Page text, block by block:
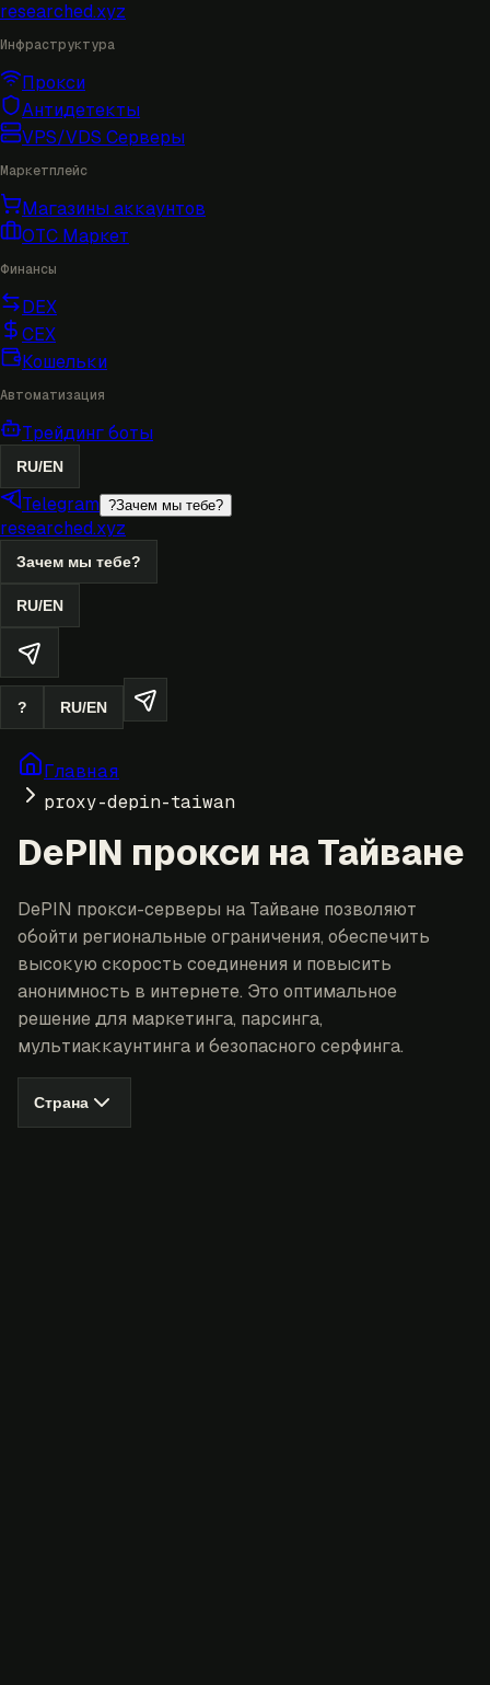
researched.xyz
Инфраструктура
Прокси
Антидетекты
VPS/VDS Серверы
Маркетплейс
Магазины аккаунтов
OTC Маркет
Финансы
DEX
CEX
Кошельки
Автоматизация
Трейдинг боты
RU/EN
Telegram ?Зачем мы тебе?
researched.xyz
Зачем мы тебе?
RU/EN
? RU/EN
Главная
proxy-depin-taiwan
DePIN прокси на Тайване
DePIN прокси-серверы на Тайване позволяют
обойти региональные ограничения, обеспечить
высокую скорость соединения и повысить
анонимность в интернете. Это оптимальное
решение для маркетинга, парсинга,
мультиаккаунтинга и безопасного серфинга.
Страна